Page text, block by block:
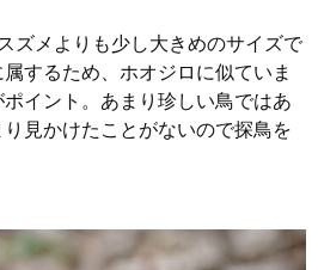
ズメよりも少し大きめのサイズで
するため、ホオジロに似ていま
イント。あまり珍しい鳥ではあ
見かけたことがないので探鳥を